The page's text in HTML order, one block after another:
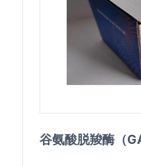
谷氨酸脱羧酶（